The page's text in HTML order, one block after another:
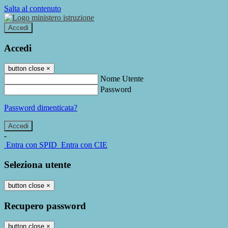
Salta al contenuto
Accedi
Accedi
button close ×
Nome Utente
Password
Password dimenticata?
-
Entra con SPID Entra con CIE
Seleziona utente
button close ×
Recupero password
button close ×